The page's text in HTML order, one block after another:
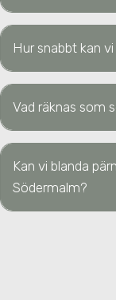
Hur snabbt kan
Vad räknas som
Kan vi blanda
Södermalm?